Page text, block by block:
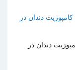
دندان در